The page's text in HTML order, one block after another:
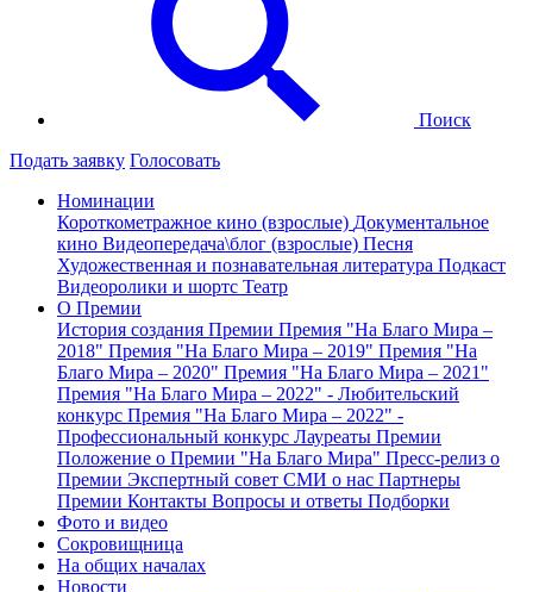
Поиск
Подать заявку Голосовать
Номинации
Короткометражное кино (взрослые) Документальное
кино Видеопередача\блог (взрослые) Песня
Художественная и познавательная литература Подкаст
Видеоролики и шортс Театр
О Премии
История создания Премии Премия "На Благо Мира –
2018" Премия "На Благо Мира – 2019" Премия "На
Благо Мира – 2020" Премия "На Благо Мира – 2021"
Премия "На Благо Мира – 2022" - Любительский
конкурс Премия "На Благо Мира – 2022" -
Профессиональный конкурс Лауреаты Премии
Положение о Премии "На Благо Мира" Пресс-релиз о
Премии Экспертный совет СМИ о нас Партнеры
Премии Контакты Вопросы и ответы Подборки
Фото и видео
Сокровищница
На общих началах
Новости